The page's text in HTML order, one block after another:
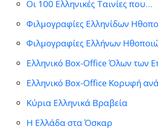
Οι 100 Ελληνικές Ταινίες που…
Φιλμογραφίες Ελληνίδων
Φιλμογραφίες Ελλήνων
Ελληνικό Box-Office Όλων των
Ελληνικό Box-Office Κορυφή
Κύρια Ελληνικά Βραβεία
Η Ελλάδα στα Όσκαρ